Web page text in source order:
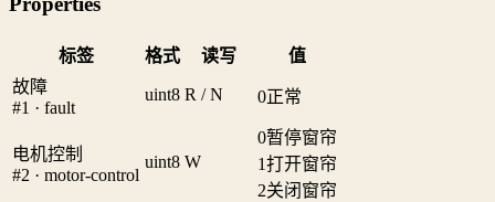
标签 格式 读写
值
故障
#1 · fault
uint8 R / N 0正常
电机控制
#2 · motor-control
uint8 W
0暂停窗帘
1打开窗帘
2关闭窗帘